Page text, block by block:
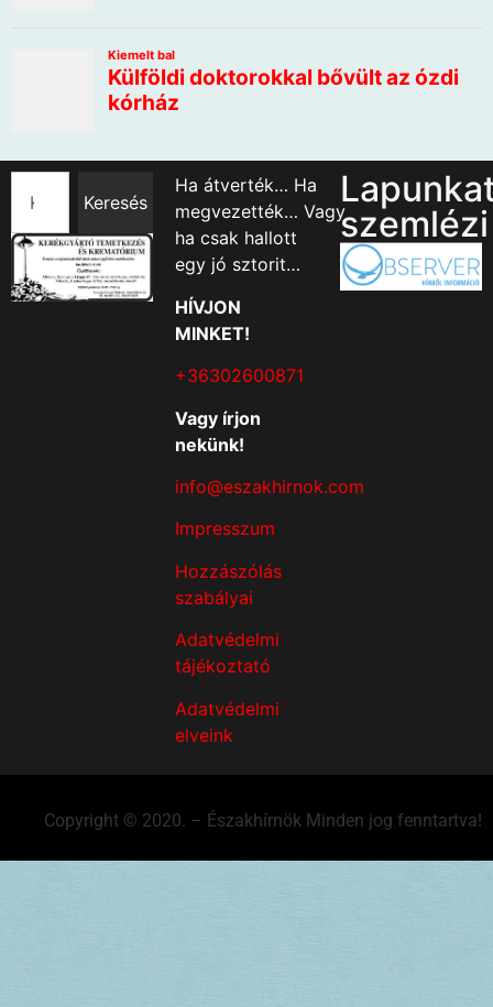
Keresés
Ha átverték… Ha
megvezették… Vagy
ha csak hallott
egy jó sztorit…
HÍVJON
MINKET!
+36302600871
Vagy írjon
nekünk!
info@eszakhirnok.com
Impresszum
Hozzászólás
szabályai
Adatvédelmi
tájékoztató
Adatvédelmi
elveink
szemlézi
Copyright © 2020. – Északhírnök Minden jog fenntartva!